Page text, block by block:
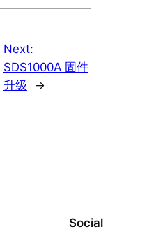
Next:
SDS1000A 固件
升级
→
Social